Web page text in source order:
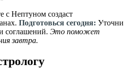
с Нептуном создаст
Подготовься сегодня: Уточни
соглашений. Это поможет
завтра.